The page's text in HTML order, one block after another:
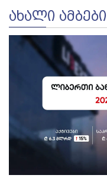
ᲐᲮᲐᲚᲘ ᲐᲛᲑᲔᲑᲘ